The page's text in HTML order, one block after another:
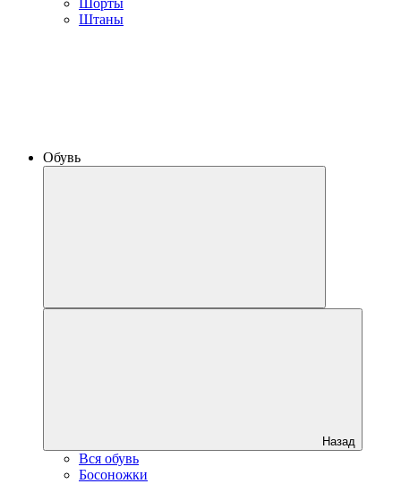
Шорты
Штаны
Обувь
Назад
Вся обувь
Босоножки